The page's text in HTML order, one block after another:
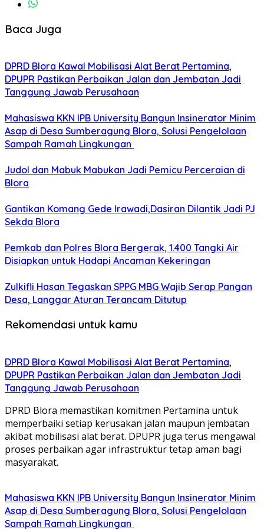
Baca Juga
DPRD Blora Kawal Mobilisasi Alat Berat Pertamina,
DPUPR Pastikan Perbaikan Jalan dan Jembatan Jadi
Tanggung Jawab Perusahaan
Mahasiswa KKN IPB University Bangun Insinerator Minim
Asap di Desa Sumberagung Blora, Solusi Pengelolaan
Sampah Ramah Lingkungan ‎
Judol dan Mabuk Mabukan Jadi Pemicu Perceraian di
Blora
Gantikan Komang Gede Irawadi,Dasiran Dilantik Jadi PJ
Sekda Blora
Pemkab dan Polres Blora Bergerak, 1.400 Tangki Air
Disiapkan untuk Hadapi Ancaman Kekeringan
Zulkifli Hasan Tegaskan SPPG MBG Wajib Serap Pangan
Desa, Langgar Aturan Terancam Ditutup
Rekomendasi untuk kamu
DPRD Blora Kawal Mobilisasi Alat Berat Pertamina,
DPUPR Pastikan Perbaikan Jalan dan Jembatan Jadi
Tanggung Jawab Perusahaan
DPRD Blora memastikan komitmen Pertamina untuk
memperbaiki setiap kerusakan jalan maupun jembatan
akibat mobilisasi alat berat. DPUPR juga terus mengawal
proses perbaikan agar infrastruktur tetap aman bagi
masyarakat.
Mahasiswa KKN IPB University Bangun Insinerator Minim
Asap di Desa Sumberagung Blora, Solusi Pengelolaan
Sampah Ramah Lingkungan ‎